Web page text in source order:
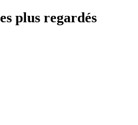
plus regardés